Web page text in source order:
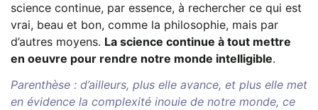
science continue, par essence, à rechercher ce qui est
vrai, beau et bon, comme la philosophie, mais par
d’autres moyens. La science continue à tout mettre
en oeuvre pour rendre notre monde intelligible.
Parenthèse : d’ailleurs, plus elle avance, et plus elle met
en évidence la complexité inouie de notre monde, ce